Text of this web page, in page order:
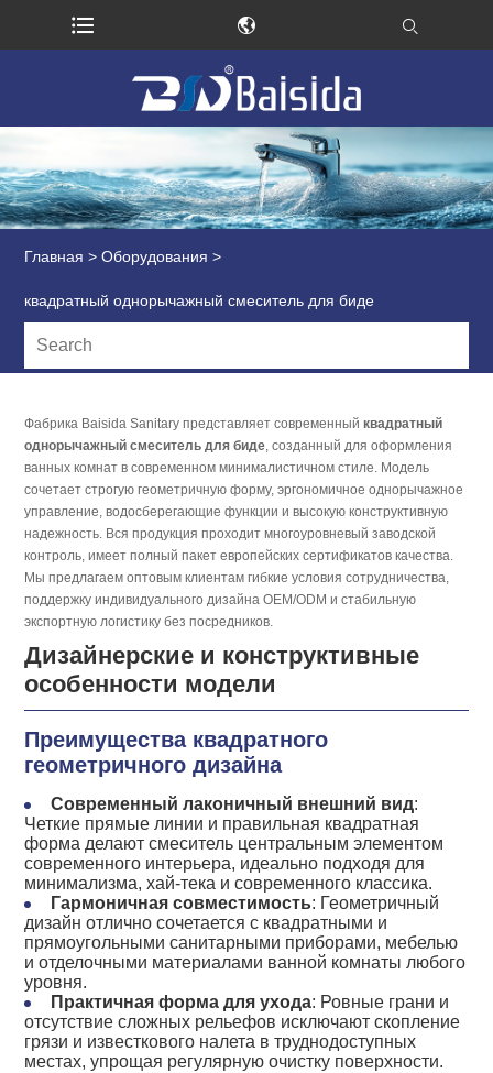
Главная > Оборудования >
квадратный однорычажный смеситель для биде
Фабрика Baisida Sanitary представляет современныйквадратный
однорычажный смеситель для биде, созданный для оформления
ванных комнат в современном минималистичном стиле. Модель
сочетает строгую геометричную форму, эргономичное однорычажное
управление, водосберегающие функции и высокую конструктивную
надежность. Вся продукция проходит многоуровневый заводской
контроль, имеет полный пакет европейских сертификатов качества.
Мы предлагаем оптовым клиентам гибкие условия сотрудничества,
поддержку индивидуального дизайна OEM/ODM и стабильную
экспортную логистику без посредников.
Дизайнерские и конструктивные
особенности модели
Преимущества квадратного
геометричного дизайна
Современный лаконичный внешний вид:
Четкие прямые линии и правильная квадратная
форма делают смеситель центральным элементом
современного интерьера, идеально подходя для
минимализма, хай-тека и современного классика.
Гармоничная совместимость: Геометричный
дизайн отлично сочетается с квадратными и
прямоугольными санитарными приборами, мебелью
и отделочными материалами ванной комнаты любого
уровня.
Практичная форма для ухода: Ровные грани и
отсутствие сложных рельефов исключают скопление
грязи и известкового налета в труднодоступных
местах, упрощая регулярную очистку поверхности.